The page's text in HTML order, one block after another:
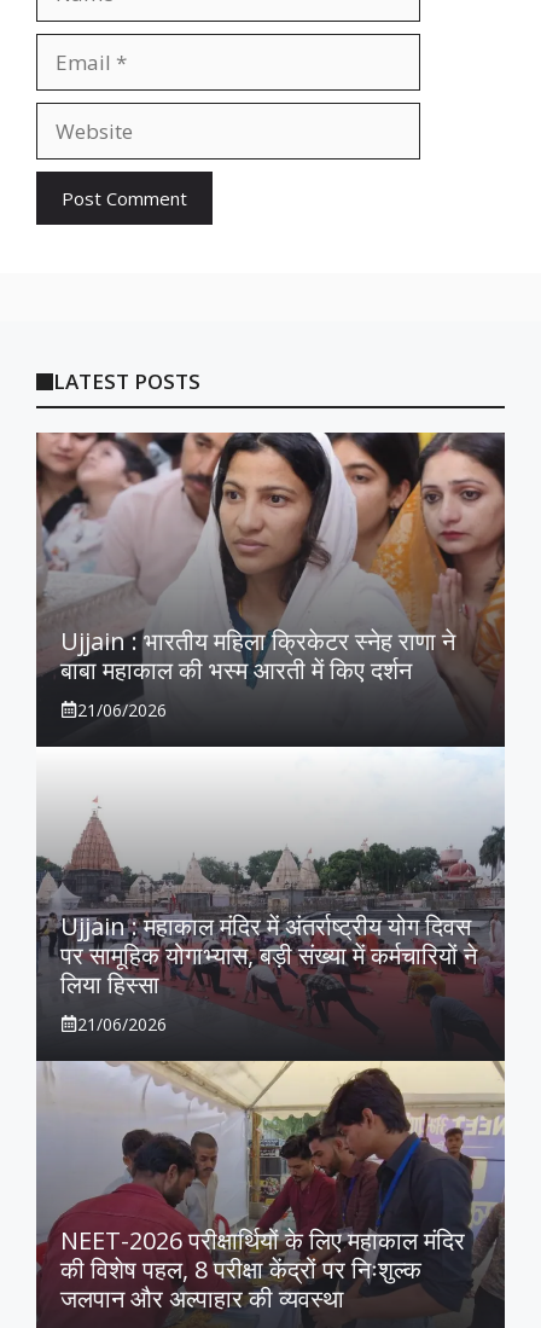
LATEST POSTS
Ujjain : भारतीय महिला क्रिकेटर स्नेह राणा ने
बाबा महाकाल की भस्म आरती में किए दर्शन
21/06/2026
Ujjain : महाकाल मंदिर में अंतर्राष्ट्रीय योग दिवस
पर सामूहिक योगाभ्यास, बड़ी संख्या में कर्मचारियों ने
लिया हिस्सा
21/06/2026
NEET-2026 परीक्षार्थियों के लिए महाकाल मंदिर
की विशेष पहल, 8 परीक्षा केंद्रों पर निःशुल्क
जलपान और अल्पाहार की व्यवस्था